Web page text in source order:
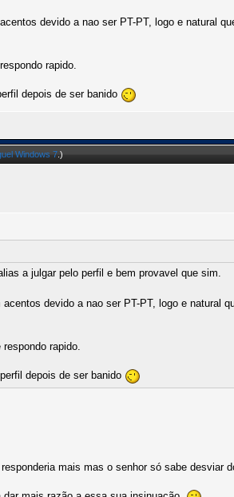
devido a nao ser PT-PT, logo e natural
rapido.
depois de ser banido
Windows 7.)
a julgar pelo perfil e bem provavel que sim.
devido a nao ser PT-PT, logo e natural
rapido.
depois de ser banido
mais mas o senhor só sabe desviar